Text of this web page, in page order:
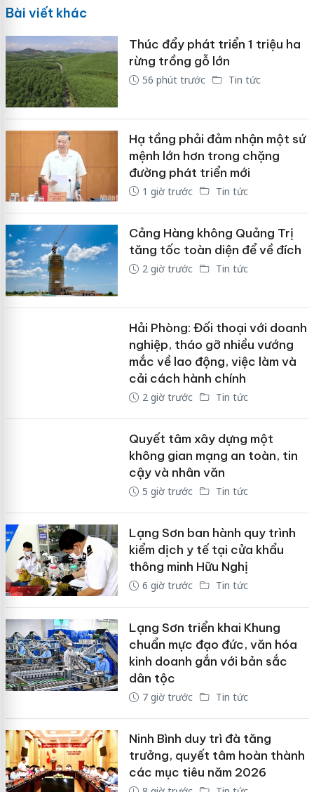
Bài viết khác
Thúc đẩy phát triển 1 triệu ha
rừng trồng gỗ lớn
56 phút trước Tin tức
Hạ tầng phải đảm nhận một sứ
mệnh lớn hơn trong chặng
đường phát triển mới
1 giờ trước Tin tức
Cảng Hàng không Quảng Trị
tăng tốc toàn diện để về đích
2 giờ trước Tin tức
Hải Phòng: Đối thoại với doanh
nghiệp, tháo gỡ nhiều vướng
mắc về lao động, việc làm và
cải cách hành chính
2 giờ trước Tin tức
Quyết tâm xây dựng một
không gian mạng an toàn, tin
cậy và nhân văn
5 giờ trước Tin tức
Lạng Sơn ban hành quy trình
kiểm dịch y tế tại cửa khẩu
thông minh Hữu Nghị
6 giờ trước Tin tức
Lạng Sơn triển khai Khung
chuẩn mực đạo đức, văn hóa
kinh doanh gắn với bản sắc
dân tộc
7 giờ trước Tin tức
Ninh Bình duy trì đà tăng
trưởng, quyết tâm hoàn thành
các mục tiêu năm 2026